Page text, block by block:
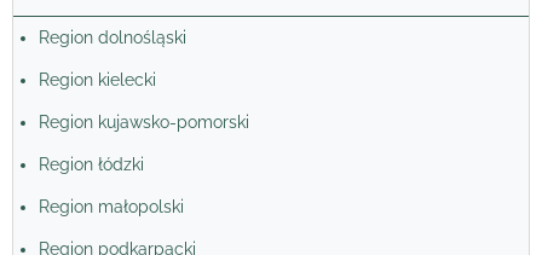
Region dolnośląski
Region kielecki
Region kujawsko-pomorski
Region łódzki
Region małopolski
Region podkarpacki